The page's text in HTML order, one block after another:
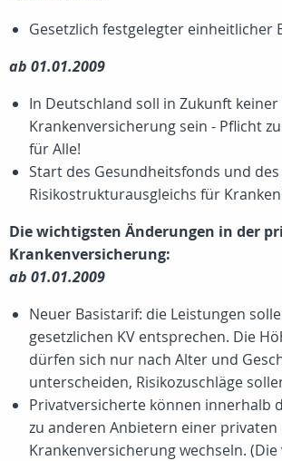
Gesetzlich festgelegter einheitlicher
ab 01.01.2009
In Deutschland soll in Zukunft
Krankenversicherung sein - Pflicht
für Alle!
Start des Gesundheitsfonds und
Risikostrukturausgleichs für
Die wichtigsten Änderungen in der
Krankenversicherung:
ab 01.01.2009
Neuer Basistarif: die Leistungen
gesetzlichen KV entsprechen. Die
dürfen sich nur nach Alter und
unterscheiden, Risikozuschläge
Privatversicherte können innerhalb
zu anderen Anbietern einer privaten
Krankenversicherung wechseln.